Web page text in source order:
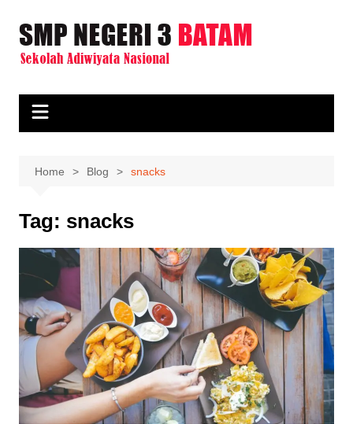
content
Home Blog snacks
Tag: snacks